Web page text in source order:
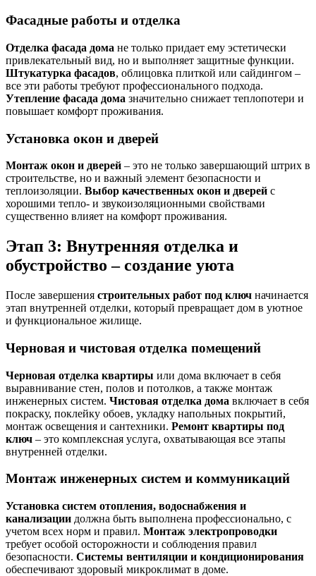
Фасадные работы и отделка
Отделка фасада дома не только придает ему эстетически
привлекательный вид, но и выполняет защитные функции.
Штукатурка фасадов, облицовка плиткой или сайдингом –
все эти работы требуют профессионального подхода.
Утепление фасада дома значительно снижает теплопотери и
повышает комфорт проживания.
Установка окон и дверей
Монтаж окон и дверей – это не только завершающий штрих в
строительстве, но и важный элемент безопасности и
теплоизоляции. Выбор качественных окон и дверей с
хорошими тепло- и звукоизоляционными свойствами
существенно влияет на комфорт проживания.
Этап 3: Внутренняя отделка и
обустройство – создание уюта
После завершения строительных работ под ключ начинается
этап внутренней отделки, который превращает дом в уютное
и функциональное жилище.
Черновая и чистовая отделка помещений
Черновая отделка квартиры или дома включает в себя
выравнивание стен, полов и потолков, а также монтаж
инженерных систем. Чистовая отделка дома включает в себя
покраску, поклейку обоев, укладку напольных покрытий,
монтаж освещения и сантехники. Ремонт квартиры под
ключ – это комплексная услуга, охватывающая все этапы
внутренней отделки.
Монтаж инженерных систем и коммуникаций
Установка систем отопления, водоснабжения и
канализации должна быть выполнена профессионально, с
учетом всех норм и правил. Монтаж электропроводки
требует особой осторожности и соблюдения правил
безопасности. Системы вентиляции и кондиционирования
обеспечивают здоровый микроклимат в доме.